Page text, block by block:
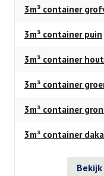
3m³ container
3m³ container puin
3m³ container hout
3m³ container
3m³ container
3m³ container